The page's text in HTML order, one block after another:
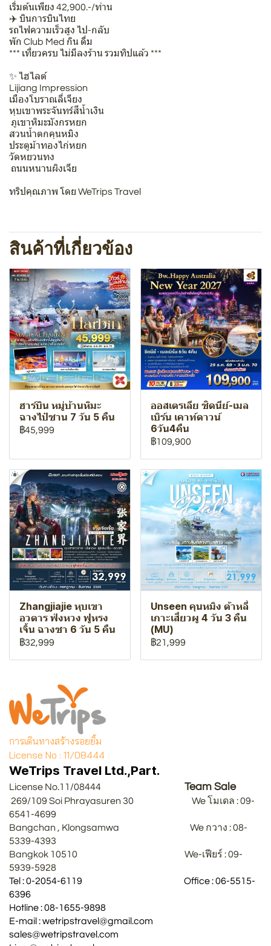
เริ่มต้นเพียง 42,900.-/ท่าน
✈️ บินการบินไทย
รถไฟความเร็วสูง ไป-กลับ
พัก Club Med กิน ดื่ม
*** เที่ยวครบ ไม่มีลงร้าน รวมทิปแล้ว ***
✨ ไฮไลต์
Lijiang Impression
เมืองโบราณลี่เจียง
หุบเขาพระจันทร์สีน้ำเงิน
️ ภูเขาหิมะมังกรหยก
สวนน้ำตกคุนหมิง
ประตูม้าทองไก่หยก
วัดหยวนทง
️ ถนนหนานผิงเจีย
ทริปคุณภาพ โดย WeTrips Travel
สินค้าที่เกี่ยวข้อง
ฮาร์บิน หมู่บ้านหิมะ
ฉางไป๋ซาน 7 วัน 5 คืน
฿45,999
ออสเตรเลีย ซิดนีย์-เมล
เบิร์น เคาท์ดาวน์
6วัน4คืน
฿109,900
Zhangjiajie หุบเขา
อวตาร ฟ่งหวง ฟูหรง
เจิ้น ฉางซา 6 วัน 5 คืน
฿32,999
Unseen คุนหมิง ต้าหลี่
เกาะเสี่ยวผู 4 วัน 3 คืน
(MU)
฿21,999
การเดินทางสร้างรอยยิ้ม
License No : 11/08444
WeTrips Travel Ltd.,Part.
License No.11/08444 Team Sale
269/109 Soi Phrayasuren 30 We โมเดล : 09-
6541-4699
Bangchan , Klongsamwa We กวาง : 08-
5339-4393
Bangkok 10510 We-เฟียร์ : 09-
5939-5928
Tel : 0-2054-6119 Office : 06-5515-
6396
Hotline : 08-1655-9898
E-mail : wetripstravel@gmail.com
sales@wetripstravel.com